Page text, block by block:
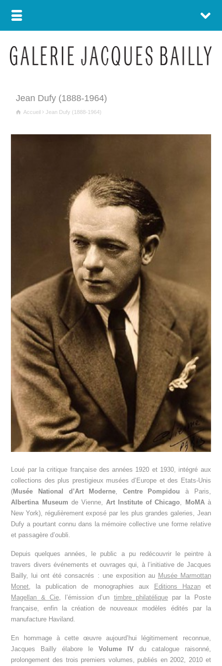
Jean Dufy (1888-1964)
Accueil Jean Dufy (1888-1964)
Loué par la critique française des années 1920 et 1930, intégré aux
collections des plus prestigieux musées d’Europe et des Etats-Unis
(Musée National d’Art Moderne, Centre Pompidouà Paris,
Albertina Museum de Vienne, Art Institute of Chicago, MoMAà
New York), régulièrement exposé par les plus grandes galeries, Jean
Dufy a pourtant connu dans la mémoire collective une forme relative
et passagère d’oubli.
Depuis quelques années, le public a pu redécouvrir le peintre à
travers divers événements et ouvrages qui, à l’initiative de Jacques
Bailly, lui ont été consacrés : une exposition au Musée Marmottan
Monet, la publication de monographies aux Editions Hazanet
Magellan & Cie, l’émission d’un timbre philatéliquepar la Poste
française, enfin la création de nouveaux modèles édités par la
manufacture Haviland.
En hommage à cette œuvre aujourd’hui légitimement reconnue,
Jacques Bailly élabore le Volume IVdu catalogue raisonné,
prolongement des trois premiers volumes, publiés en 2002, 2010 et